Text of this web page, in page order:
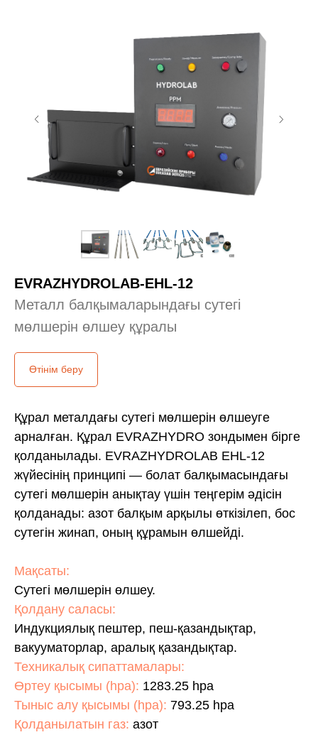
EVRAZHYDROLAB-EHL-12
Металл балқымаларындағы сутегі
мөлшерін өлшеу құралы
Өтінім беру
Құрал металдағы сутегі мөлшерін өлшеуге
арналған. Құрал EVRAZHYDRO зондымен бірге
қолданылады. EVRAZHYDROLAB EHL-12
жүйесінің принципі — болат балқымасындағы
сутегі мөлшерін анықтау үшін теңгерім әдісін
қолданады: азот балқым арқылы өткізілеп, бос
сутегін жинап, оның құрамын өлшейді.
Мақсаты:
Сутегі мөлшерін өлшеу.
Қолдану саласы:
Индукциялық пештер, пеш-қазандықтар,
вакууматорлар, аралық қазандықтар.
Техникалық сипаттамалары:
Өртеу қысымы (hpa): 1283.25 hpa
Тыныс алу қысымы (hpa): 793.25 hpa
Қолданылатын газ: азот